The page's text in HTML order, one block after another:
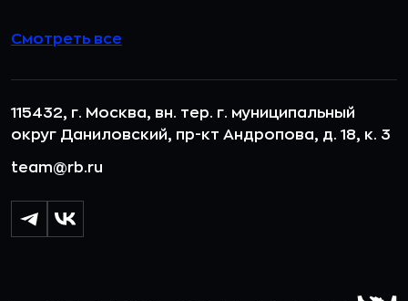
Смотреть все
115432, г. Москва, вн. тер. г. муниципальный
округ Даниловский, пр-кт Андропова, д. 18, к. 3
team@rb.ru